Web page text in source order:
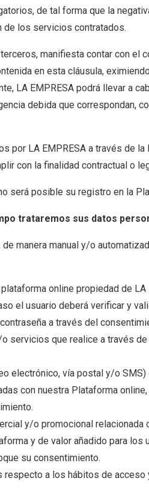
de tal forma que la
de los servicios contratados.
manifiesta contar con el
en esta cláusula,
LA EMPRESA podrá llevar a
debida que correspondan,
por LA EMPRESA a través de la
con la finalidad contractual o
será posible su registro en la
trataremos sus datos
manera manual y/o
online propiedad de LA
el usuario deberá verificar y
a través del
servicios que realice a través
electrónico, vía postal y/o
con nuestra Plataforma
y/o promocional
y de valor añadido para los
su consentimiento.
a los hábitos de acceso